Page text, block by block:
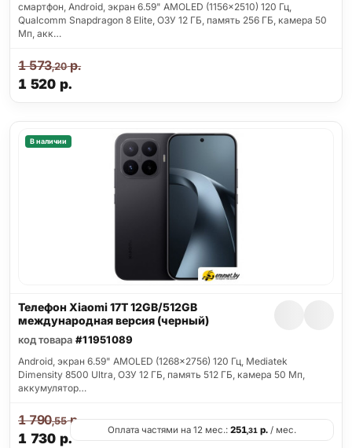
смартфон, Android, экран 6.59" AMOLED (1156x2510) 120 Гц,
Qualcomm Snapdragon 8 Elite, ОЗУ 12 ГБ, память 256 ГБ, камера 50
Мп, акк…
1 520 р.
1 573,20р.
В наличии
Телефон Xiaomi 17T 12GB/512GB
международная версия (черный)
код товара #11951089
Android, экран 6.59" AMOLED (1268x2756) 120 Гц, Mediatek
Dimensity 8500 Ultra, ОЗУ 12 ГБ, память 512 ГБ, камера 50 Мп,
аккумулятор…
1 730 р.
1 790,55р.
Оплата частями на 12 мес.: 251,31 р. / мес.